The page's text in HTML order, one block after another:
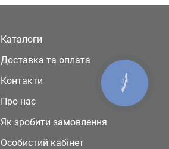
Каталоги
Доставка та оплата
Контакти
Про нас
Як зробити замовлення
Особистий кабінет
КНОПКА
ЗВ'ЯЗКУ